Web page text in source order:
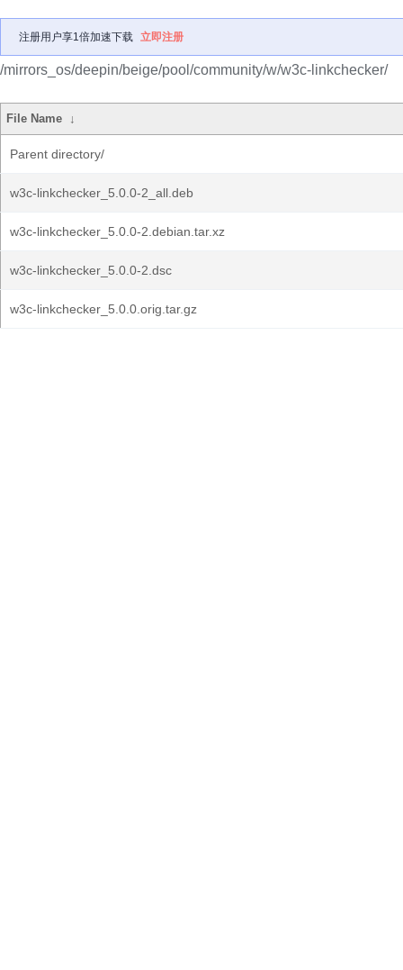
注册用户享1倍加速下载 立即注册
/mirrors_os/deepin/beige/pool/community/w/w3c-linkchecker/
File Name ↓
Parent directory/
w3c-linkchecker_5.0.0-2_all.deb
w3c-linkchecker_5.0.0-2.debian.tar.xz
w3c-linkchecker_5.0.0-2.dsc
w3c-linkchecker_5.0.0.orig.tar.gz